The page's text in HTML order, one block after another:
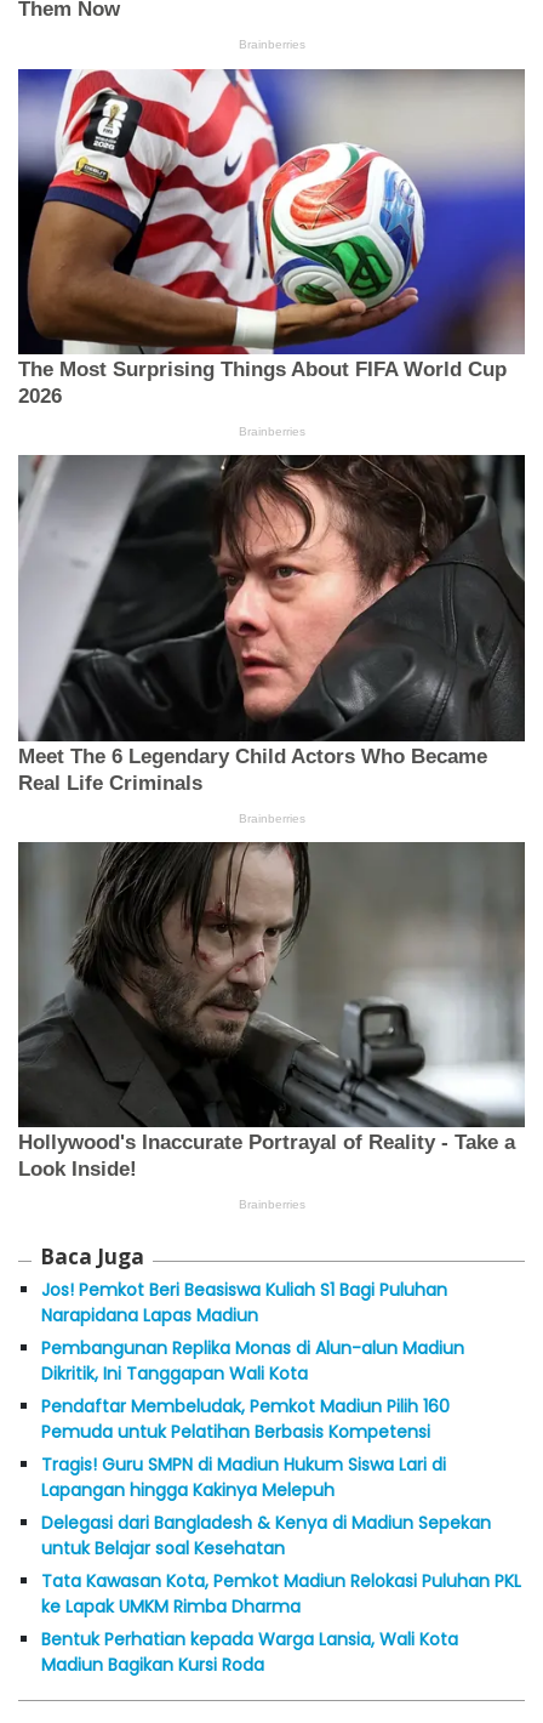
Baca Juga
Jos! Pemkot Beri Beasiswa Kuliah S1 Bagi Puluhan
Narapidana Lapas Madiun
Pembangunan Replika Monas di Alun-alun Madiun
Dikritik, Ini Tanggapan Wali Kota
Pendaftar Membeludak, Pemkot Madiun Pilih 160
Pemuda untuk Pelatihan Berbasis Kompetensi
Tragis! Guru SMPN di Madiun Hukum Siswa Lari di
Lapangan hingga Kakinya Melepuh
Delegasi dari Bangladesh & Kenya di Madiun Sepekan
untuk Belajar soal Kesehatan
Tata Kawasan Kota, Pemkot Madiun Relokasi Puluhan PKL
ke Lapak UMKM Rimba Dharma
Bentuk Perhatian kepada Warga Lansia, Wali Kota
Madiun Bagikan Kursi Roda